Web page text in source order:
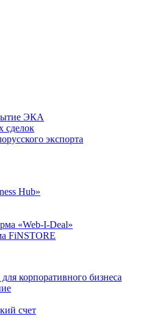
ЭКА
сделок
экспорта
Hub»
«Web-I-Deal»
FiNSTORE
корпоративного бизнеса
счет